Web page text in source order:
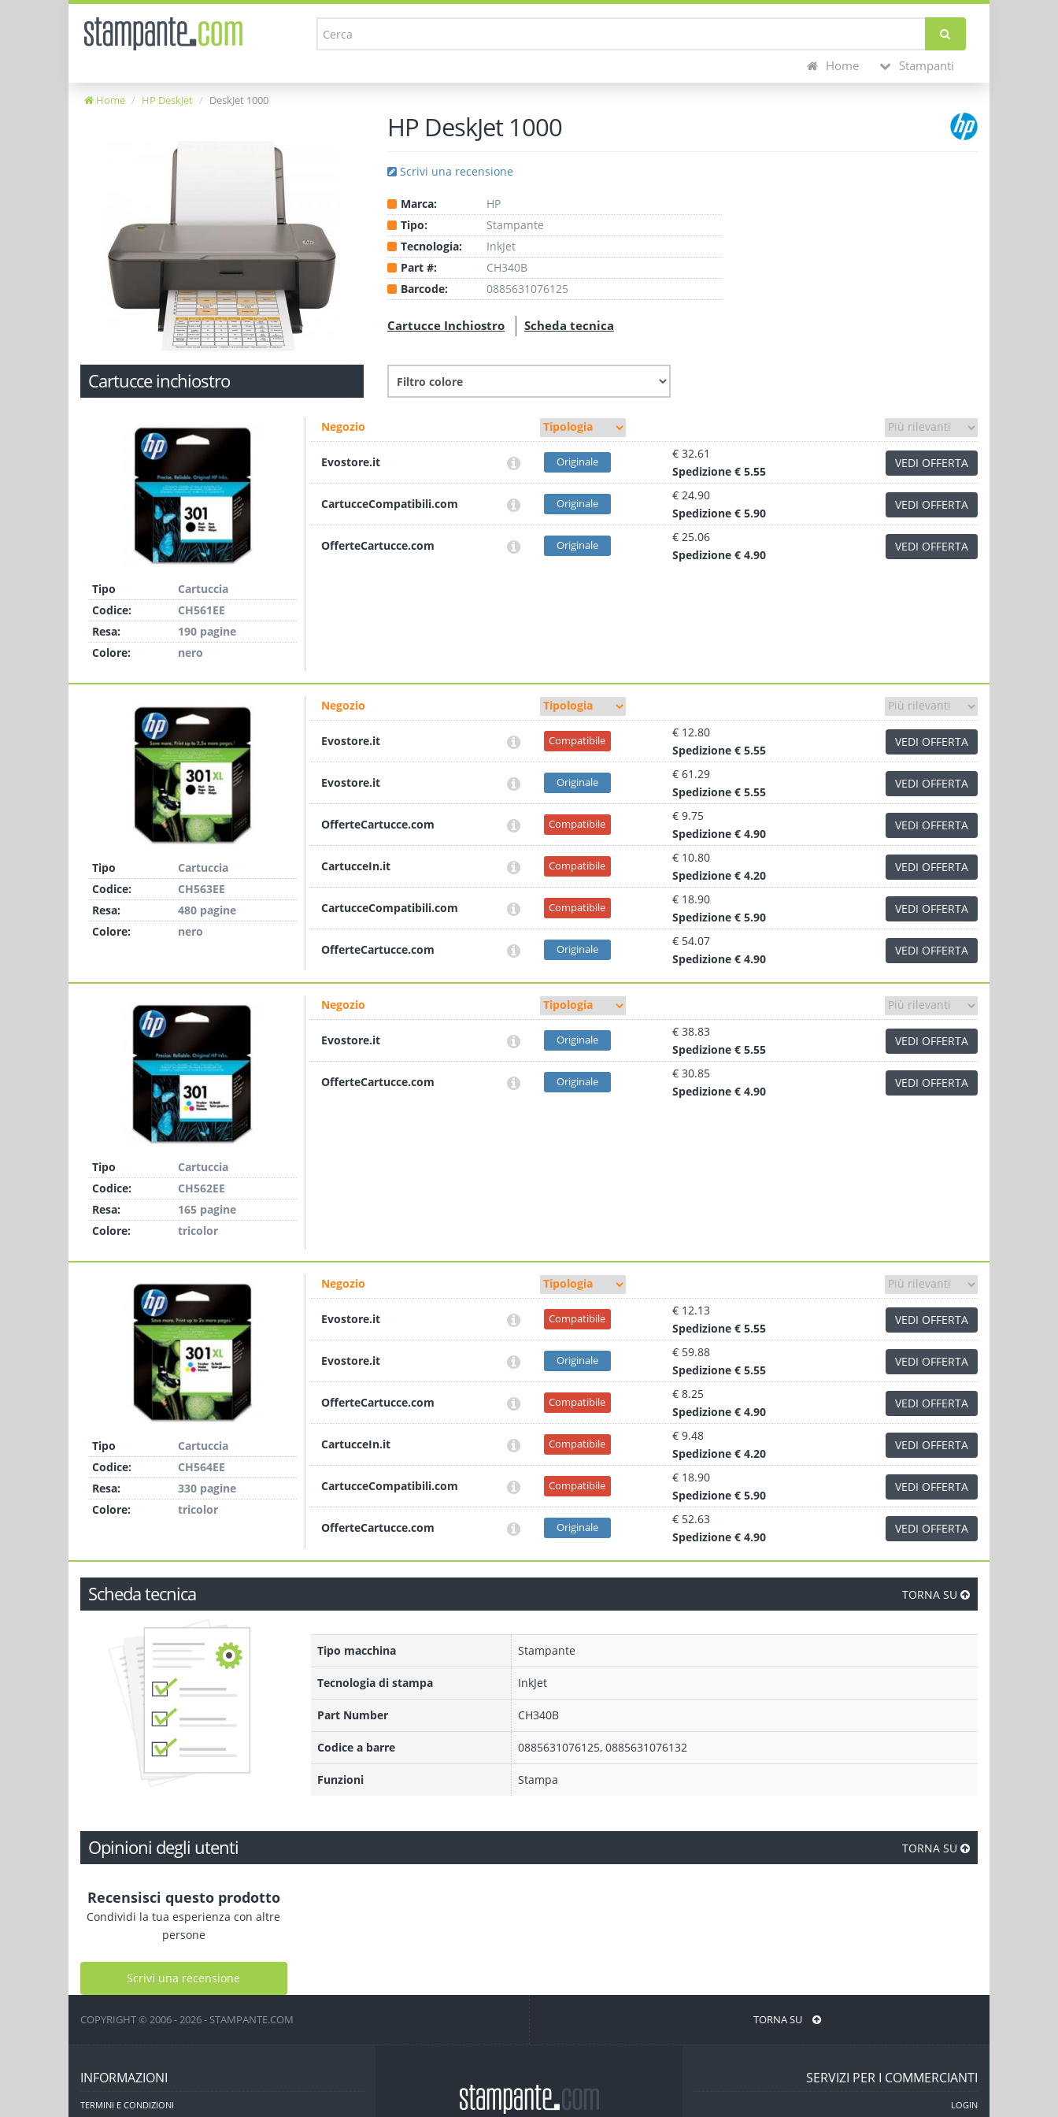
Home Stampanti
Home HP DeskJet DeskJet 1000
HP DeskJet 1000
Scrivi una recensione
Marca:
HP
Tipo:
Stampante
Tecnologia:
InkJet
Part #:
CH340B
Barcode:
0885631076125
Cartucce Inchiostro Scheda tecnica
Cartucce inchiostro
Tipo
Cartuccia
Codice:
CH561EE
Resa:
190 pagine
Colore:
nero
Negozio
Evostore.it Originale
€ 32.61
Spedizione € 5.55
VEDI OFFERTA
CartucceCompatibili.com Originale
€ 24.90
Spedizione € 5.90
VEDI OFFERTA
OfferteCartucce.com Originale
€ 25.06
Spedizione € 4.90
VEDI OFFERTA
Tipo
Cartuccia
Codice:
CH563EE
Resa:
480 pagine
Colore:
nero
Negozio
Evostore.it Compatibile
€ 12.80
Spedizione € 5.55
VEDI OFFERTA
Evostore.it Originale
€ 61.29
Spedizione € 5.55
VEDI OFFERTA
OfferteCartucce.com Compatibile
€ 9.75
Spedizione € 4.90
VEDI OFFERTA
CartucceIn.it Compatibile
€ 10.80
Spedizione € 4.20
VEDI OFFERTA
CartucceCompatibili.com Compatibile
€ 18.90
Spedizione € 5.90
VEDI OFFERTA
OfferteCartucce.com Originale
€ 54.07
Spedizione € 4.90
VEDI OFFERTA
Tipo
Cartuccia
Codice:
CH562EE
Resa:
165 pagine
Colore:
tricolor
Negozio
Evostore.it Originale
€ 38.83
Spedizione € 5.55
VEDI OFFERTA
OfferteCartucce.com Originale
€ 30.85
Spedizione € 4.90
VEDI OFFERTA
Tipo
Cartuccia
Codice:
CH564EE
Resa:
330 pagine
Colore:
tricolor
Negozio
Evostore.it Compatibile
€ 12.13
Spedizione € 5.55
VEDI OFFERTA
Evostore.it Originale
€ 59.88
Spedizione € 5.55
VEDI OFFERTA
OfferteCartucce.com Compatibile
€ 8.25
Spedizione € 4.90
VEDI OFFERTA
CartucceIn.it Compatibile
€ 9.48
Spedizione € 4.20
VEDI OFFERTA
CartucceCompatibili.com Compatibile
€ 18.90
Spedizione € 5.90
VEDI OFFERTA
OfferteCartucce.com Originale
€ 52.63
Spedizione € 4.90
VEDI OFFERTA
Scheda tecnica TORNA SU
Tipo macchina Stampante
Tecnologia di stampa InkJet
Part Number CH340B
Codice a barre 0885631076125, 0885631076132
Funzioni Stampa
Opinioni degli utenti TORNA SU
Recensisci questo prodotto
Condividi la tua esperienza con altre
persone
Scrivi una recensione
COPYRIGHT © 2006 - 2026 - STAMPANTE.COM TORNA SU
INFORMAZIONI
TERMINI E CONDIZIONI
SERVIZI PER I COMMERCIANTI
LOGIN